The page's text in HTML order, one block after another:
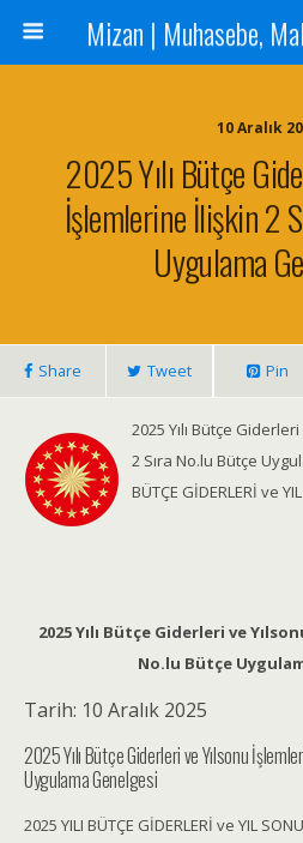
10 Aralık
2025 Yılı Bütçe
İşlemlerine İlişkin 2
Uygulama
Share Tweet Pin
2025 Yılı Bütçe
2 Sıra No.lu Bütçe
BÜTÇE GİDERLERİ ve
2025 Yılı Bütçe Giderleri ve
No.lu Bütçe
Tarih: 10 Aralık 2025
2025 Yılı Bütçe Giderleri ve Yılsonu
Uygulama Genelgesi
2025 YILI BÜTÇE GİDERLERİ ve YIL